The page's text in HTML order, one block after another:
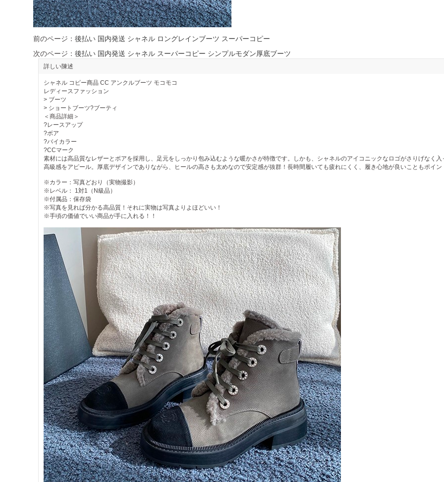
前のページ： 後払い 国内発送 シャネル ロングレインブーツ スーパーコピー
次のページ： 後払い 国内発送 シャネル スーパーコピー シンプルモダン厚底ブーツ
詳しい陳述
シャネル コピー商品 CC アンクルブーツ モコモコ
レディースファッション
> ブーツ
> ショートブーツ?ブーティ
＜商品詳細＞
?レースアップ
?ボア
?バイカラー
?CCマーク
素材には高品質なレザーとボアを採用し、足元をしっかり包み込むような暖かさが特徴です。しかも、シャネルのアイコニックなロゴがさりげなく
高級感をアピール。厚底デザインでありながら、ヒールの高さも太めなので安定感が抜群！長時間履いても疲れにくく、履き心地が良いこともポイン
※カラー：写真どおり（実物撮影）
※レベル： 1対1（N級品）
※付属品：保存袋
※写真を見れば分かる高品質！それに実物は写真よりよほどいい！
※手頃の価値でいい商品が手に入れる！！